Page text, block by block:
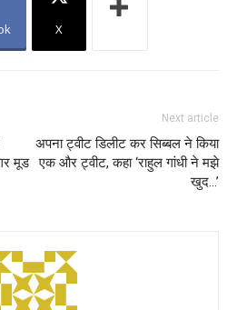
X
मूड
Next article
अपना ट्वीट डिलीट कर सिब्बल ने किया
एक और ट्वीट, कहा ‘राहुल गांधी ने मझे
खुद…’